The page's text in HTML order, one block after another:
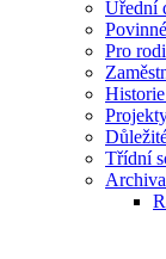
Úřední
Pro
Třídní